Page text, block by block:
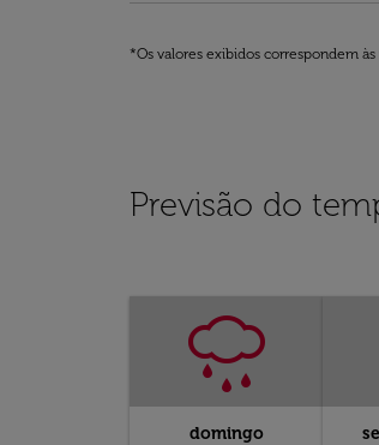
*Os valores exibidos correspondem
Previsão do
domingo